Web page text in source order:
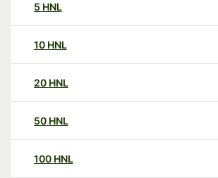
5 HNL
10 HNL
20 HNL
50 HNL
100 HNL